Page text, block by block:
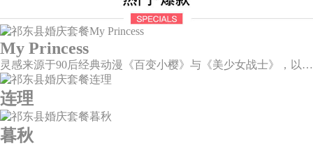
My Princess
灵感来源于90后经典动漫《百变小樱》与《美少女战士》，以柔美梦幻的马卡龙色系为主色调，融合精灵萌宠与星星魔法阵等元素，为遗落凡间的公主搭建一个召唤王子的舞台。
连理
暮秋